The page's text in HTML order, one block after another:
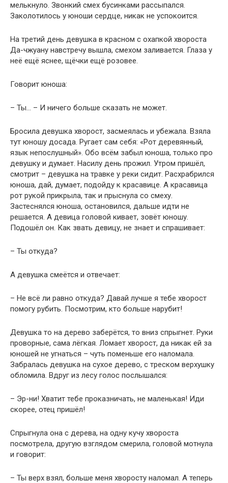
мелькнуло. Звонкий смех бусинками рассыпался.
Заколотилось у юноши сердце, никак не успокоится.
На третий день девушка в красном с охапкой хвороста
Да-чжуану навстречу вышла, смехом заливается. Глаза у
неё ещё яснее, щёчки ещё розовее.
Говорит юноша:
– Ты… – И ничего больше сказать не может.
Бросила девушка хворост, засмеялась и убежала. Взяла
тут юношу досада. Ругает сам себя: «Рот деревянный,
язык непослушный». Обо всём забыл юноша, только про
девушку и думает. Насилу день прожил. Утром пришёл,
смотрит – девушка на травке у реки сидит. Расхрабрился
юноша, дай, думает, подойду к красавице. А красавица
рот рукой прикрыла, так и прыснула со смеху.
Застеснялся юноша, остановился, дальше идти не
решается. А девица головой кивает, зовёт юношу.
Подошёл он. Как звать девицу, не знает и спрашивает:
– Ты откуда?
А девушка смеётся и отвечает:
– Не всё ли равно откуда? Давай лучше я тебе хворост
помогу рубить. Посмотрим, кто больше нарубит!
Девушка то на дерево заберётся, то вниз спрыгнет. Руки
проворные, сама лёгкая. Ломает хворост, да никак ей за
юношей не угнаться – чуть поменьше его наломала.
Забралась девушка на сухое дерево, с треском верхушку
обломила. Вдруг из лесу голос послышался:
– Эр-ни! Хватит тебе проказничать, не маленькая! Иди
скорее, отец пришёл!
Спрыгнула она с дерева, на одну кучу хвороста
посмотрела, другую взглядом смерила, головой мотнула
и говорит:
– Ты верх взял, больше меня хворосту наломал. А теперь